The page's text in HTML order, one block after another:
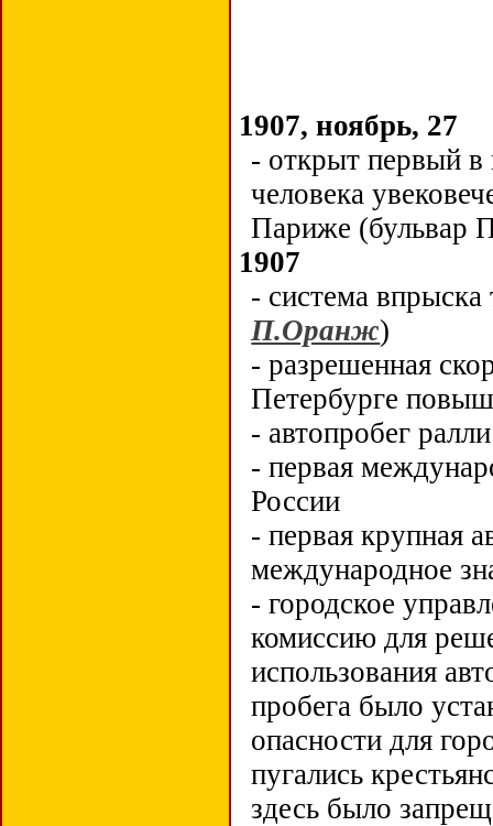
1907, ноябрь, 27
- открыт первый в
человека
Париже (бульвар
1907
- система
П.Оранж)
- разрешенная
Петербурге
- автопробег
- первая
России
- первая крупная
международное
- городское
комиссию для
использования
пробега было
опасности для
пугались
здесь было